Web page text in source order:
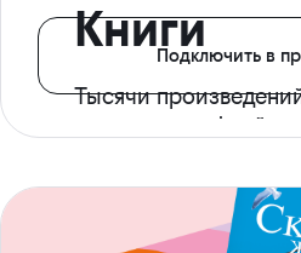
Книги
Тысячи
с доступом офлайн
Подключить в